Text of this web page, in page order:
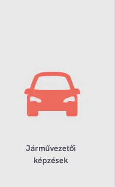
Járművezetői
képzések